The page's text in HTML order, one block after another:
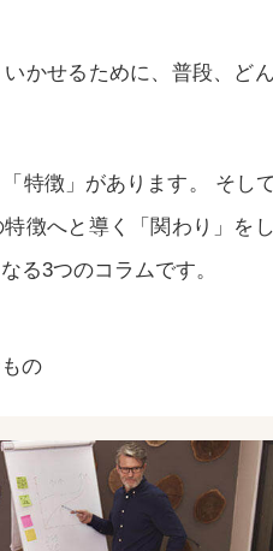
かせるために、普段、ど
特徴」があります。 そし
徴へと導く「関わり」を
る3つのコラムです。
の